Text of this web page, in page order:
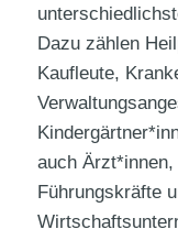
Dazu zählen
Kaufleute,
auch
Führungskräfte